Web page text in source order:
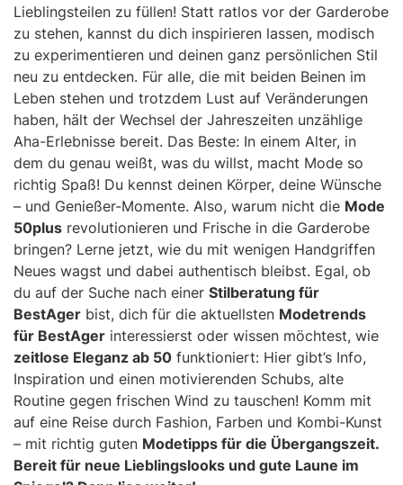
Lieblingsteilen zu füllen! Statt ratlos vor der Garderobe
zu stehen, kannst du dich inspirieren lassen, modisch
zu experimentieren und deinen ganz persönlichen Stil
neu zu entdecken. Für alle, die mit beiden Beinen im
Leben stehen und trotzdem Lust auf Veränderungen
haben, hält der Wechsel der Jahreszeiten unzählige
Aha-Erlebnisse bereit. Das Beste: In einem Alter, in
dem du genau weißt, was du willst, macht Mode so
richtig Spaß! Du kennst deinen Körper, deine Wünsche
– und Genießer-Momente. Also, warum nicht die Mode
50plus revolutionieren und Frische in die Garderobe
bringen? Lerne jetzt, wie du mit wenigen Handgriffen
Neues wagst und dabei authentisch bleibst. Egal, ob
du auf der Suche nach einer Stilberatung für
BestAger bist, dich für die aktuellsten Modetrends
für BestAger interessierst oder wissen möchtest, wie
zeitlose Eleganz ab 50 funktioniert: Hier gibt’s Info,
Inspiration und einen motivierenden Schubs, alte
Routine gegen frischen Wind zu tauschen! Komm mit
auf eine Reise durch Fashion, Farben und Kombi-Kunst
– mit richtig guten Modetipps für die Übergangszeit.
Bereit für neue Lieblingslooks und gute Laune im